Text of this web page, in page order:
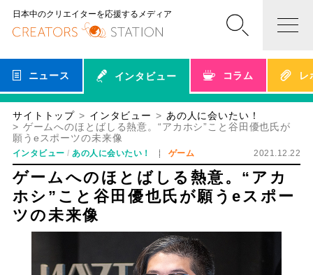
日本中のクリエイターを応援するメディア
ニュース インタビュー コラム レ
サイトトップ インタビュー
あの人に会いたい！
ゲームへのほとばしる熱意。“アカホシ”こと谷田優也氏が
願うeスポーツの未来像
インタビュー あの人に会いたい！ ゲーム 2021.12.22
ゲームへのほとばしる熱意。“アカ
ホシ”こと谷田優也氏が願うeスポー
ツの未来像